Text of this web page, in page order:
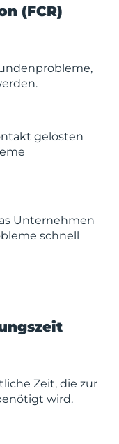
(FCR)
gelösten
Unternehmen
schnell
Zeit, die zur
wird.